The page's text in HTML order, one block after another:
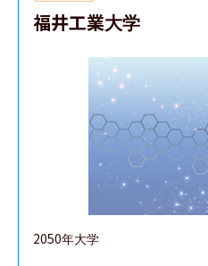
福井工業大学
2050年大学